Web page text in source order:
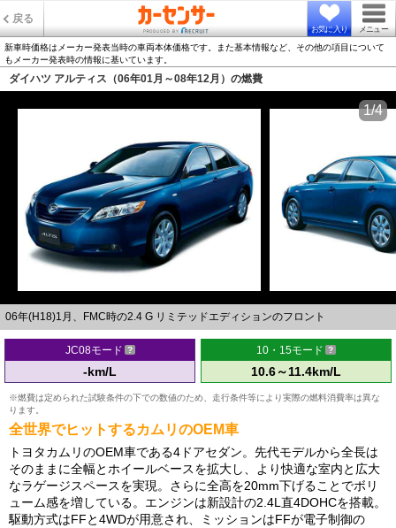
戻る
お気に入り メニュー
新車時価格はメーカー発表当時の車両本体価格です。また基本情報など、その他の項目について
もメーカー発表時の情報に基いています。
ダイハツ アルティス（06年01月～08年12月）の燃費
06年(H18)1月、FMC時の2.4 G リミテッドエディションのフロント
1/4
JC08モード
-km/L
10・15モード
10.6～11.4km/L
※燃費は定められた試験条件の下での数値のため、走行条件等により実際の燃料消費率は異な
ります。
全世界でヒットするカムリのOEM車
トヨタカムリのOEM車である4ドアセダン。先代モデルから全長は
そのままに全幅とホイールベースを拡大し、より快適な室内と広大
なラゲージスペースを実現。さらに全高を20mm下げることでボリ
ューム感を増している。エンジンは新設計の2.4L直4DOHCを搭載。
駆動方式はFFと4WDが用意され、ミッションはFFが電子制御の